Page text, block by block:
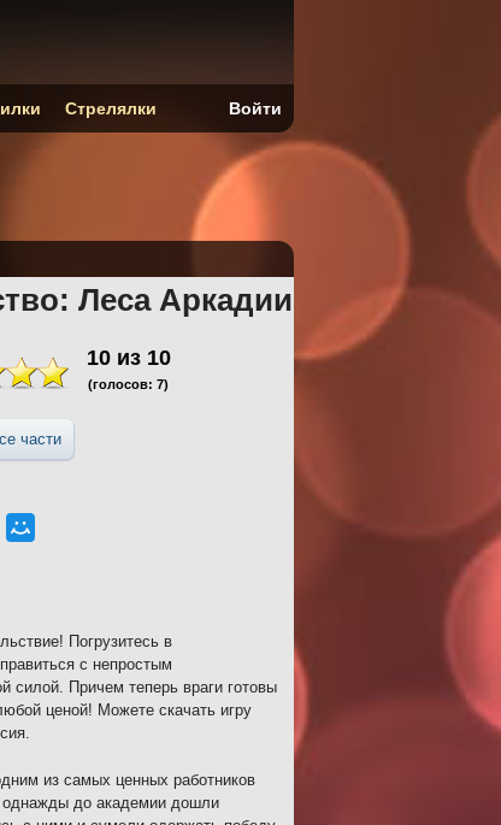
Леса Аркадии
10из 10
(голосов: 7)
части
Погрузитесь в
с непростым
силой. Причем теперь враги готовы
ценой! Можете скачать игру
из самых ценных работников
до академии дошли
Стрелялки Войти